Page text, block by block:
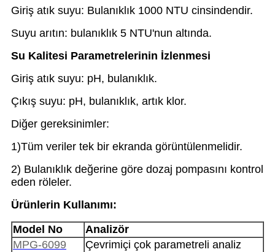
Giriş atık suyu: Bulanıklık 1000 NTU cinsindendir.
Suyu arıtın: bulanıklık 5 NTU'nun altında.
Su Kalitesi Parametrelerinin İzlenmesi
Giriş atık suyu: pH, bulanıklık.
Çıkış suyu: pH, bulanıklık, artık klor.
Diğer gereksinimler:
1)Tüm veriler tek bir ekranda görüntülenmelidir.
2) Bulanıklık değerine göre dozaj pompasını kontrol
eden röleler.
Ürünlerin Kullanımı:
Model No
Analizör
MPG-6099
Çevrimiçi çok parametreli analiz